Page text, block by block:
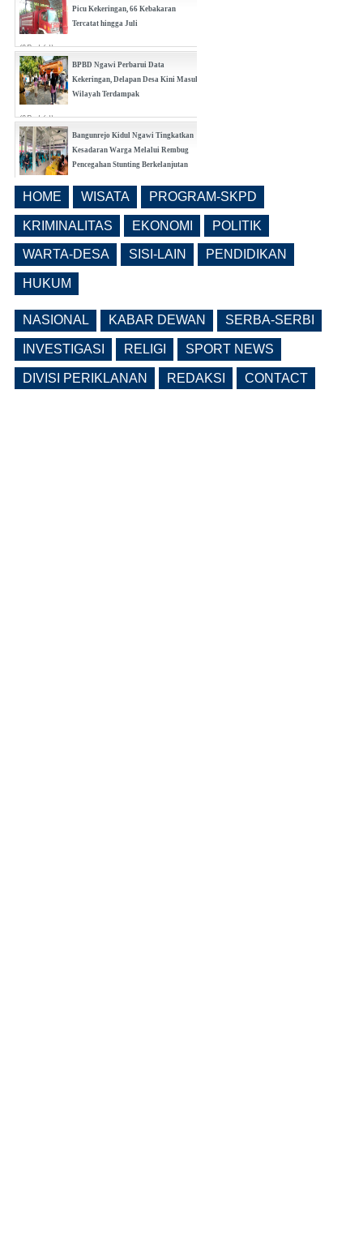
Picu Kekeringan, 66 Kebakaran
Tercatat hingga Juli
(0 Reply(s))
BPBD Ngawi Perbarui Data
Kekeringan, Delapan Desa Kini Masuk
Wilayah Terdampak
(0 Reply(s))
Bangunrejo Kidul Ngawi Tingkatkan
Kesadaran Warga Melalui Rembug
Pencegahan Stunting Berkelanjutan
Ngawi Fokus di Eks Rumdin Wakil
Bupati
(0 Reply(s))
HOME WISATA PROGRAM-SKPD
KRIMINALITAS EKONOMI POLITIK
WARTA-DESA SISI-LAIN PENDIDIKAN
HUKUM
NASIONAL KABAR DEWAN SERBA-SERBI
INVESTIGASI RELIGI SPORT NEWS
DIVISI PERIKLANAN REDAKSI CONTACT